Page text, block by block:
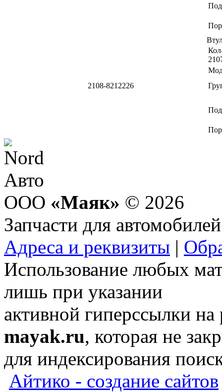
2108-8212226
ООО «Маяк» © 2026
Запчасти для автомобилей
Адреса и реквизиты |
Использование любых
лишь при указании
активной гиперссылки
mayak.ru, которая не
для индексирования
Айтико - создание сайтов